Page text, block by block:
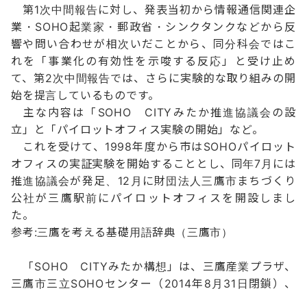
第1次中間報告に対し、発表当初から情報通信関連企
業・SOHO起業家・郵政省・シンクタンクなどから反
響や問い合わせが相次いだことから、同分科会ではこ
れを「事業化の有効性を示唆する反応」と受け止め
て、第2次中間報告では、さらに実験的な取り組みの開
始を提言しているものです。
主な内容は「SOHO CITYみたか推進協議会の設
立」と「パイロットオフィス実験の開始」など。
これを受けて、1998年度から市はSOHOパイロット
オフィスの実証実験を開始することとし、同年7月には
推進協議会が発足、12月に財団法人三鷹市まちづくり
公社が三鷹駅前にパイロットオフィスを開設しまし
た。
参考:三鷹を考える基礎用語辞典（三鷹市）
「SOHO CITYみたか構想」は、三鷹産業プラザ、
三鷹市三立SOHOセンター（2014年8月31日閉鎖）、